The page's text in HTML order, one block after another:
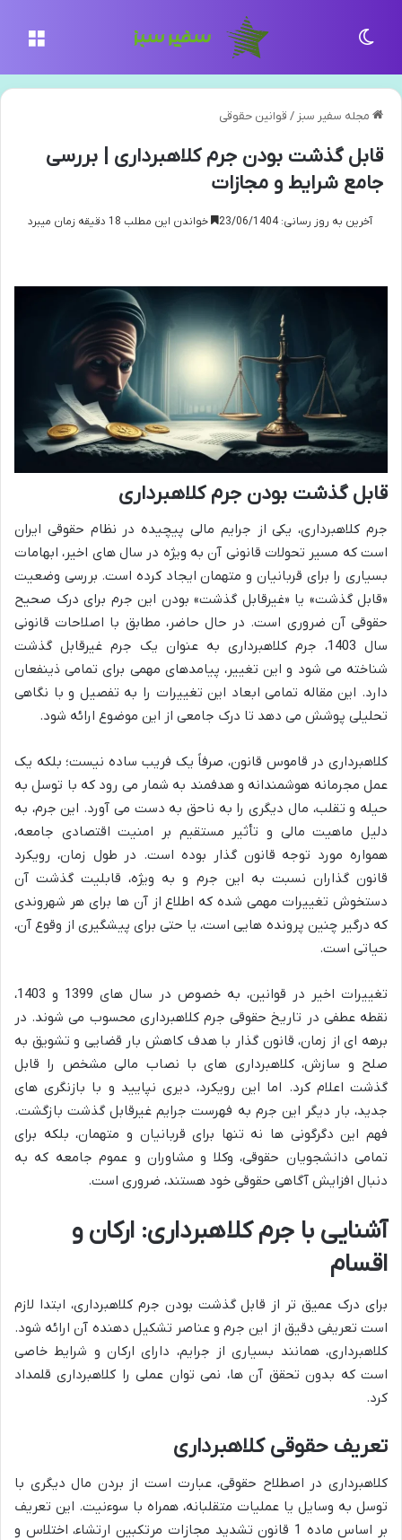
مجله سفیر سبز / قوانین حقوقی
قابل گذشت بودن جرم کلاهبرداری | بررسی
جامع شرایط و مجازات
آخرین به روز رسانی: 23/06/1404 خواندن این مطلب 18 دقیقه زمان میبرد
قابل گذشت بودن جرم کلاهبرداری
جرم کلاهبرداری، یکی از جرایم مالی پیچیده در نظام حقوقی ایران
است که مسیر تحولات قانونی آن به ویژه در سال های اخیر، ابهامات
بسیاری را برای قربانیان و متهمان ایجاد کرده است. بررسی وضعیت
«قابل گذشت» یا «غیرقابل گذشت» بودن این جرم برای درک صحیح
حقوقی آن ضروری است. در حال حاضر، مطابق با اصلاحات قانونی
سال 1403، جرم کلاهبرداری به عنوان یک جرم غیرقابل گذشت
شناخته می شود و این تغییر، پیامدهای مهمی برای تمامی ذینفعان
دارد. این مقاله تمامی ابعاد این تغییرات را به تفصیل و با نگاهی
تحلیلی پوشش می دهد تا درک جامعی از این موضوع ارائه شود.
کلاهبرداری در قاموس قانون، صرفاً یک فریب ساده نیست؛ بلکه یک
عمل مجرمانه هوشمندانه و هدفمند به شمار می رود که با توسل به
حیله و تقلب، مال دیگری را به ناحق به دست می آورد. این جرم، به
دلیل ماهیت مالی و تأثیر مستقیم بر امنیت اقتصادی جامعه،
همواره مورد توجه قانون گذار بوده است. در طول زمان، رویکرد
قانون گذاران نسبت به این جرم و به ویژه، قابلیت گذشت آن
دستخوش تغییرات مهمی شده که اطلاع از آن ها برای هر شهروندی
که درگیر چنین پرونده هایی است، یا حتی برای پیشگیری از وقوع آن،
حیاتی است.
تغییرات اخیر در قوانین، به خصوص در سال های 1399 و 1403،
نقطه عطفی در تاریخ حقوقی جرم کلاهبرداری محسوب می شوند. در
برهه ای از زمان، قانون گذار با هدف کاهش بار قضایی و تشویق به
صلح و سازش، کلاهبرداری های با نصاب مالی مشخص را قابل
گذشت اعلام کرد. اما این رویکرد، دیری نپایید و با بازنگری های
جدید، بار دیگر این جرم به فهرست جرایم غیرقابل گذشت بازگشت.
فهم این دگرگونی ها نه تنها برای قربانیان و متهمان، بلکه برای
تمامی دانشجویان حقوقی، وکلا و مشاوران و عموم جامعه که به
دنبال افزایش آگاهی حقوقی خود هستند، ضروری است.
آشنایی با جرم کلاهبرداری: ارکان و
اقسام
برای درک عمیق تر از قابل گذشت بودن جرم کلاهبرداری، ابتدا لازم
است تعریفی دقیق از این جرم و عناصر تشکیل دهنده آن ارائه شود.
کلاهبرداری، همانند بسیاری از جرایم، دارای ارکان و شرایط خاصی
است که بدون تحقق آن ها، نمی توان عملی را کلاهبرداری قلمداد
کرد.
تعریف حقوقی کلاهبرداری
کلاهبرداری در اصطلاح حقوقی، عبارت است از بردن مال دیگری با
توسل به وسایل یا عملیات متقلبانه، همراه با سوءنیت. این تعریف
بر اساس ماده 1 قانون تشدید مجازات مرتکبین ارتشاء، اختلاس و